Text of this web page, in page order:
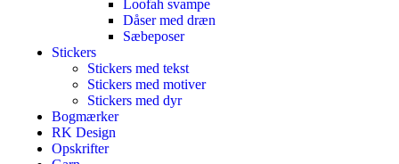
Loofah svampe
Dåser med dræn
Sæbeposer
Stickers
Stickers med tekst
Stickers med motiver
Stickers med dyr
Bogmærker
RK Design
Opskrifter